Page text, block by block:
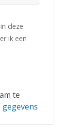
deze
ik een
te